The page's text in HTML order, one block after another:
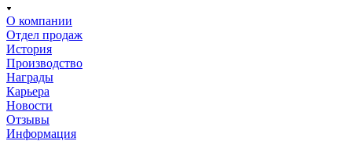
О компании
Отдел продаж
История
Производство
Награды
Карьера
Новости
Отзывы
Информация